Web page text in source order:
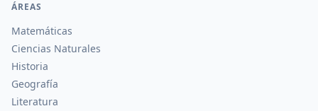
ÁREAS
Matemáticas
Ciencias Naturales
Historia
Geografía
Literatura